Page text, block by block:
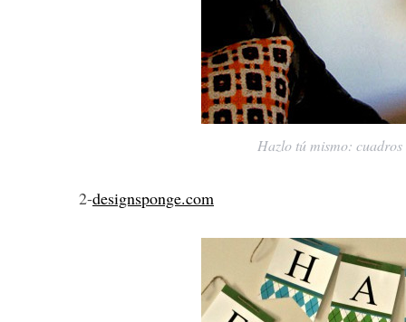
Hazlo tú mismo:
2-designsponge.com